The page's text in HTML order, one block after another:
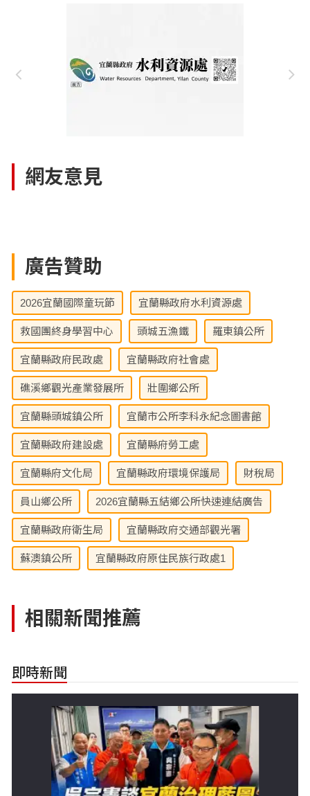
網友意見
廣告贊助
2026宜蘭國際童玩節 宜蘭縣政府水利資源處
救國團終身學習中心 頭城五漁鐵 羅東鎮公所
宜蘭縣政府民政處 宜蘭縣政府社會處
礁溪鄉觀光產業發展所 壯圍鄉公所
宜蘭縣頭城鎮公所 宜蘭市公所李科永紀念圖書館
宜蘭縣政府建設處 宜蘭縣府勞工處
宜蘭縣府文化局 宜蘭縣政府環境保護局 財稅局
員山鄉公所 2026宜蘭縣五結鄉公所快速連結廣告
宜蘭縣政府衛生局 宜蘭縣政府交通部觀光署
蘇澳鎮公所 宜蘭縣政府原住民族行政處1
相關新聞推薦
即時新聞